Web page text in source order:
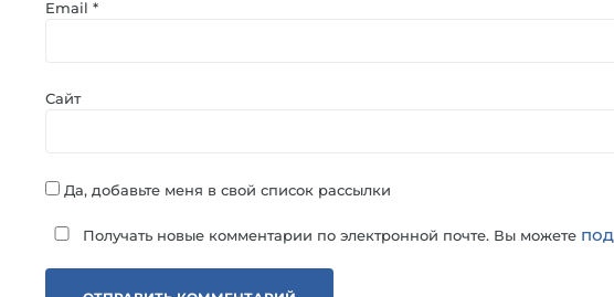
Email *
Сайт
Да, добавьте меня в свой список рассылки
Получать новые комментарии по электронной почте. Вы можете